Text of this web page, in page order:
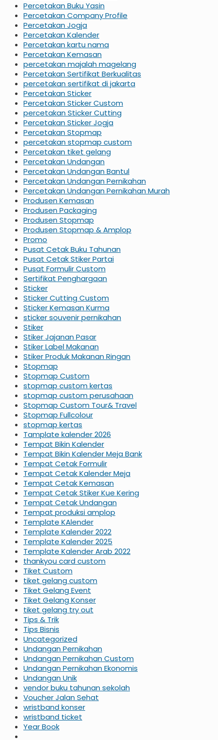
Percetakan Buku Yasin
Percetakan Company Profile
Percetakan Jogja
Percetakan Kalender
Percetakan kartu nama
Percetakan Kemasan
percetakan majalah magelang
Percetakan Sertifikat Berkualitas
percetakan sertifikat di jakarta
Percetakan Sticker
Percetakan Sticker Custom
percetakan Sticker Cutting
Percetakan Sticker Jogja
Percetakan Stopmap
percetakan stopmap custom
Percetakan tiket gelang
Percetakan Undangan
Percetakan Undangan Bantul
Percetakan Undangan Pernikahan
Percetakan Undangan Pernikahan Murah
Produsen Kemasan
Produsen Packaging
Produsen Stopmap
Produsen Stopmap & Amplop
Promo
Pusat Cetak Buku Tahunan
Pusat Cetak Stiker Partai
Pusat Formulir Custom
Sertifikat Penghargaan
Sticker
Sticker Cutting Custom
Sticker Kemasan Kurma
sticker souvenir pernikahan
Stiker
Stiker Jajanan Pasar
Stiker Label Makanan
Stiker Produk Makanan Ringan
Stopmap
Stopmap Custom
stopmap custom kertas
stopmap custom perusahaan
Stopmap Custom Tour& Travel
Stopmap Fullcolour
stopmap kertas
Tamplate kalender 2026
Tempat Bikin Kalender
Tempat Bikin Kalender Meja Bank
Tempat Cetak Formulir
Tempat Cetak Kalender Meja
Tempat Cetak Kemasan
Tempat Cetak Stiker Kue Kering
Tempat Cetak Undangan
Tempat produksi amplop
Template KAlender
Template Kalender 2022
Template Kalender 2025
Template Kalender Arab 2022
thankyou card custom
Tiket Custom
tiket gelang custom
Tiket Gelang Event
Tiket Gelang Konser
tiket gelang try out
Tips & Trik
Tips Bisnis
Uncategorized
Undangan Pernikahan
Undangan Pernikahan Custom
Undangan Pernikahan Ekonomis
Undangan Unik
vendor buku tahunan sekolah
Voucher Jalan Sehat
wristband konser
wristband ticket
Year Book